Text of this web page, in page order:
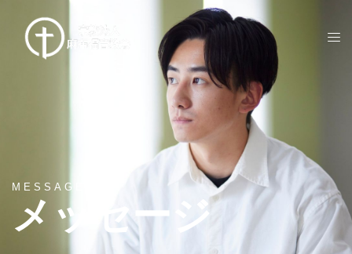
MESSAGES
メッセージ